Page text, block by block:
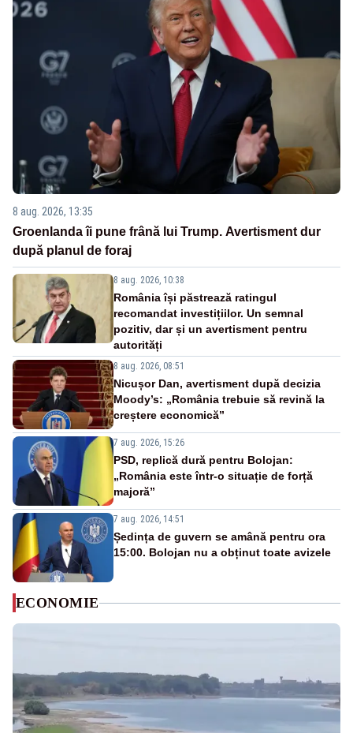
8 aug. 2026, 13:35
Groenlanda îi pune frână lui Trump. Avertisment dur
după planul de foraj
8 aug. 2026, 10:38
România își păstrează ratingul
recomandat investițiilor. Un semnal
pozitiv, dar și un avertisment pentru
autorități
8 aug. 2026, 08:51
Nicușor Dan, avertisment după decizia
Moody’s: „România trebuie să revină la
creștere economică”
7 aug. 2026, 15:26
PSD, replică dură pentru Bolojan:
„România este într-o situație de forță
majoră”
7 aug. 2026, 14:51
Ședința de guvern se amână pentru ora
15:00. Bolojan nu a obținut toate avizele
ECONOMIE